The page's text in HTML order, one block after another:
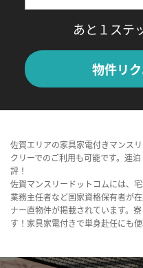
あと１ステ
物件リ
佐賀エリアの家具家電付きマンス
クリーでのご利用も可能です。連
評！
佐賀マンスリードットコムには、
業務主任者など国家資格保有者が
ナー直物件が掲載されています。
す！家具家電付きで単身赴任にも便